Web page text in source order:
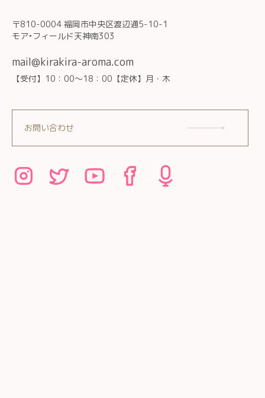
〒810-0004 福岡市中央区渡辺通5-10-1
モア•フィールド天神南303
mail@kirakira-aroma.com
【受付】10：00～18：00【定休】月・木
お問い合わせ